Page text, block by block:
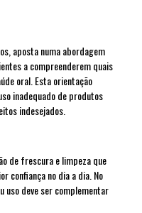
aposta numa abordagem
a compreenderem quais
oral. Esta orientação
inadequado de produtos
indesejados.
de frescura e limpeza que
confiança no dia a dia. No
uso deve ser complementar